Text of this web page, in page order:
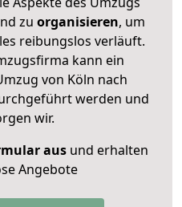
zu organisieren, um
reibungslos verläuft.
kann ein
von Köln nach
werden und
wir.
ausund erhalten
Angebote